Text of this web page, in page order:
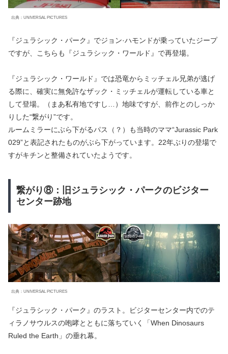
出典：UNIVERSAL PICTURES
『ジュラシック・パーク』でジョン·ハモンドが乗っていたジープ
ですが、こちらも『ジュラシック・ワールド』で再登場。
『ジュラシック・ワールド』では恐竜からミッチェル兄弟が逃げ
る際に、確実に無免許なザック・ミッチェルが運転している車と
して登場。（まあ私有地ですし…）地味ですが、前作とのしっか
りした“繋がり”です。
ルームミラーにぶら下がるパス（？）も当時のママ“Jurassic Park
029”と表記されたものがぶら下がっています。22年ぶりの登場で
すがキチンと整備されていたようです。
繋がり⑧：旧ジュラシック・パークのビジター
センター跡地
出典：UNIVERSAL PICTURES
『ジュラシック・パーク』のラスト。ビジターセンター内でのテ
ィラノサウルスの咆哮とともに落ちていく「When Dinosaurs
Ruled the Earth」の垂れ幕。